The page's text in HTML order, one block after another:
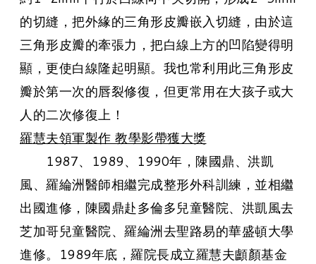
的切縫，把外緣的三角形皮瓣嵌入切縫，由於這
三角形皮瓣的牽張力，把白線上方的凹陷變得明
顯，更使白線隆起明顯。我也常利用此三角形皮
瓣於第一次的唇裂修復，但更常用在大孩子或大
人的二次修復上！
​羅慧夫領軍製作 教學影帶獲大獎
1987、1989、1990年，陳國鼎、洪凱
風、羅綸洲醫師相繼完成整形外科訓練，並相繼
出國進修，陳國鼎赴多倫多兒童醫院、洪凱風去
芝加哥兒童醫院、羅綸洲去聖路易的華盛頓大學
進修。1989年底，羅院長成立羅慧夫顱顏基金